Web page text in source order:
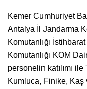
Kemer Cumhuriyet
Antalya İl Jandarma
Komutanlığı
Komutanlığı KOM
personelin katılımı
Kumluca, Finike,